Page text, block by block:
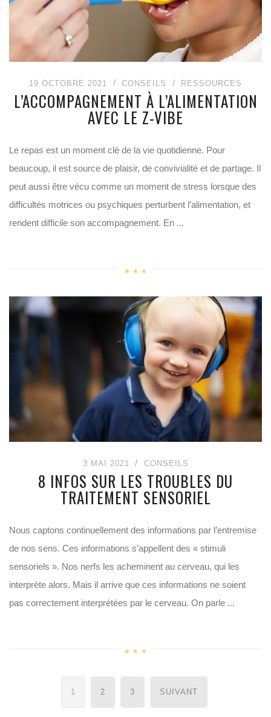
19 OCTOBRE 2021 CONSEILS RESSOURCES
L’ACCOMPAGNEMENT À L’ALIMENTATION
AVEC LE Z-VIBE
Le repas est un moment clé de la vie quotidienne. Pour
beaucoup, il est source de plaisir, de convivialité et de partage. Il
peut aussi être vécu comme un moment de stress lorsque des
difficultés motrices ou psychiques perturbent l’alimentation, et
rendent difficile son accompagnement. En ...
3 MAI 2021 CONSEILS
8 INFOS SUR LES TROUBLES DU
TRAITEMENT SENSORIEL
Nous captons continuellement des informations par l’entremise
de nos sens. Ces informations s’appellent des « stimuli
sensoriels ». Nos nerfs les acheminent au cerveau, qui les
interprète alors. Mais il arrive que ces informations ne soient
pas correctement interprétées par le cerveau. On parle ...
Navigation
des
1 2 3 SUIVANT